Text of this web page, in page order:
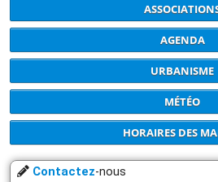
AGENDA
URBANISME
MÉTÉO
HORAIRES DES
Contactez-nous